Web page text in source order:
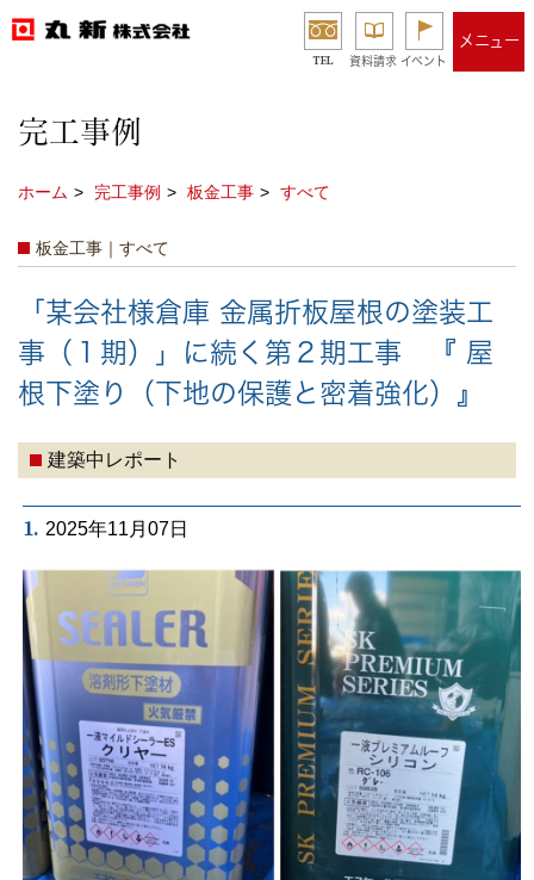
TEL 資料請求 イベント
メニュー
完工事例
ホーム 完工事例 板金工事 すべて
板金工事｜すべて
「某会社様倉庫 金属折板屋根の塗装工
事（１期）」に続く第２期工事 『 屋
根下塗り（下地の保護と密着強化）』
建築中レポート
1. 2025年11月07日